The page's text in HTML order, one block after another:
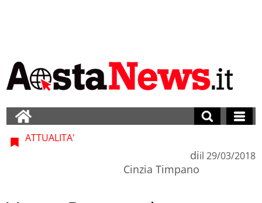
ATTUALITA'
di
Cinzia Timpano
il 29/03/2018